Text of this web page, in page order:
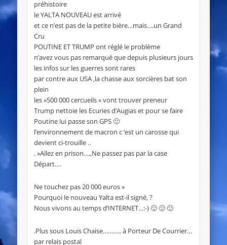
préhistoire
le YALTA NOUVEAU est arrivé
et ce n’est pas de la petite bière…mais….un Grand
Cru
POUTINE ET TRUMP ont réglé le problème
n’avez vous pas remarqué que depuis plusieurs jours
les infos sur les guerres sont rares
par contre aux USA ,la chasse aux sorcières bat son
plein
les »500 000 cercueils « vont trouver preneur
Trump nettoie les Ecuries d’Augias et pour se faire
Poutine lui passe son GPS 🙂
l’environnement de macron c ‘est un carosse qui
devient ci-trouille ..
. »Allez en prison….,Ne passez pas par la case
Départ….
Ne touchez pas 20 000 euros »
Pourquoi le nouveau Yalta est-il signé, ?
Nous vivons au temps d’INTERNET…:-) 🙂 🙂 🙂
.Plus sous Louis Chaise……….. à Porteur De Courrier…
par relais postal